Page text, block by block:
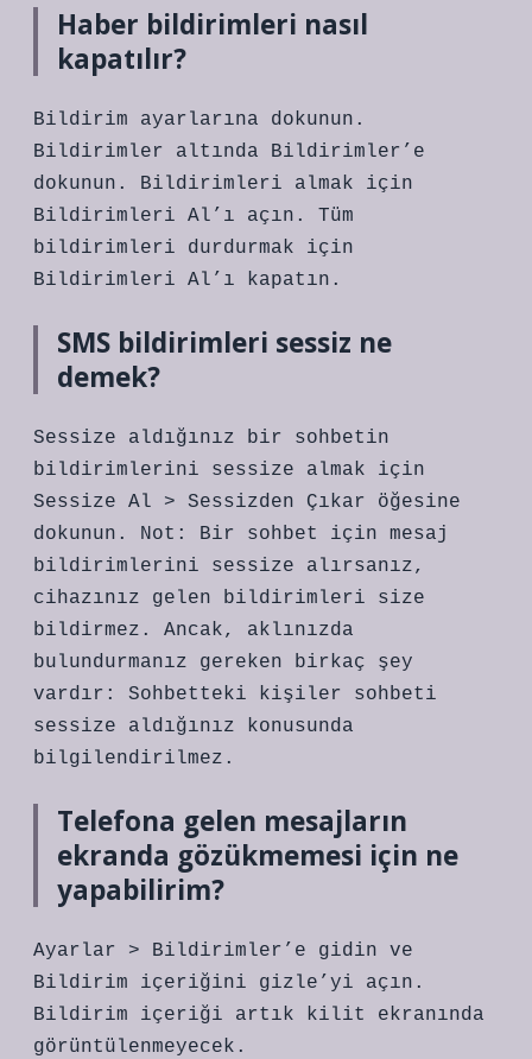
Haber bildirimleri nasıl
kapatılır?
Bildirim ayarlarına dokunun.
Bildirimler altında Bildirimler’e
dokunun. Bildirimleri almak için
Bildirimleri Al’ı açın. Tüm
bildirimleri durdurmak için
Bildirimleri Al’ı kapatın.
SMS bildirimleri sessiz ne
demek?
Sessize aldığınız bir sohbetin
bildirimlerini sessize almak için
Sessize Al > Sessizden Çıkar öğesine
dokunun. Not: Bir sohbet için mesaj
bildirimlerini sessize alırsanız,
cihazınız gelen bildirimleri size
bildirmez. Ancak, aklınızda
bulundurmanız gereken birkaç şey
vardır: Sohbetteki kişiler sohbeti
sessize aldığınız konusunda
bilgilendirilmez.
Telefona gelen mesajların
ekranda gözükmemesi için ne
yapabilirim?
Ayarlar > Bildirimler’e gidin ve
Bildirim içeriğini gizle’yi açın.
Bildirim içeriği artık kilit ekranında
görüntülenmeyecek.